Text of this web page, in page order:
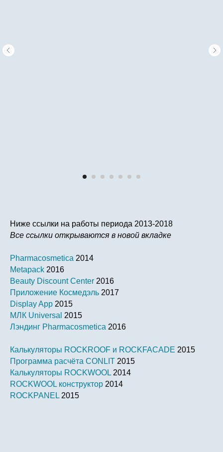
Ниже ссылки на работы периода 2013-2018
Все ссылки открываются в новой вкладке
Pharmacosmetica 2014
Metapack 2016
Beauty Discount Center 2016
Приложение Космедэль 2017
Display App 2015
МЛК Universal 2015
Лэндинг Pharmacosmetica 2016
Калькуляторы ROCKROOF и ROCKFACADE 2015
Программа расчёта CONLIT 2015
Калькуляторы ROCKWOOL 2014
ROCKWOOL конструктор 2014
ROCKPANEL 2015